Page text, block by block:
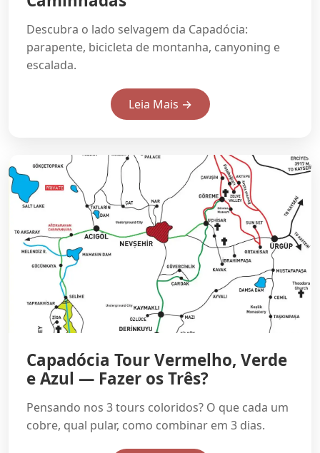
Descubra o lado selvagem da Capadócia:
parapente, bicicleta de montanha, canyoning e
escalada.
Leia Mais →
Capadócia Tour Vermelho, Verde
e Azul — Fazer os Três?
Pensando nos 3 tours coloridos? O que cada um
cobre, qual pular, como combinar em 3 dias.